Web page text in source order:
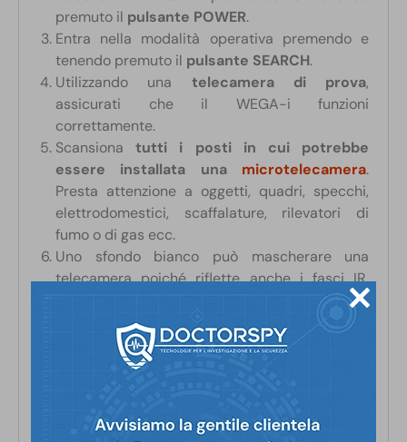
premuto il pulsante POWER.
Entra nella modalità operativa premendo e
tenendo premuto il pulsante SEARCH.
Utilizzando una telecamera di prova,
assicurati che il WEGA-i funzioni
correttamente.
Scansionatutti i posti in cui potrebbe
essere installata una microtelecamera.
Presta attenzione a oggetti, quadri, specchi,
elettrodomestici, scaffalature, rilevatori di
fumo o di gas ecc.
Uno sfondo bianco può mascherare una
telecamera poiché riflette anche i fasci IR.
fai attenzione quando ispezioni
superfici bianche. Prova diverse posizioni e
angolazioni.
Regola la potenza della radiazione
La presenza di una telecamera nascosta è